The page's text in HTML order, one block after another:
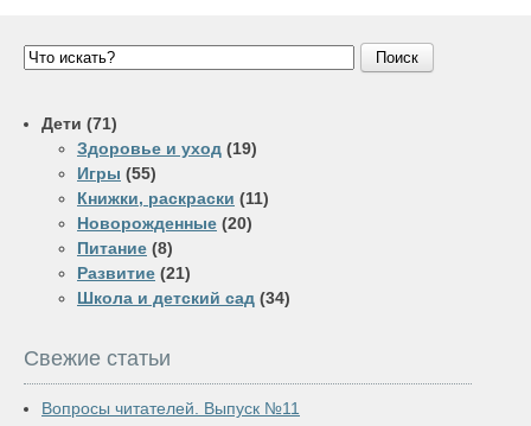
Поиск
Дети (71)
Здоровье и уход (19)
Игры (55)
Книжки, раскраски (11)
Новорожденные (20)
Питание (8)
Развитие (21)
Школа и детский сад (34)
Свежие статьи
Вопросы читателей. Выпуск №11